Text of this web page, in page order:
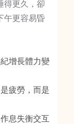
得更久，卻
午更容易昏
增長體力變
疲勞，而是
息失衡交互